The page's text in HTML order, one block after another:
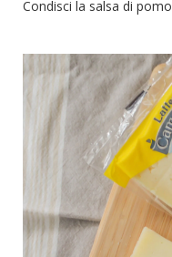
Condisci la salsa di